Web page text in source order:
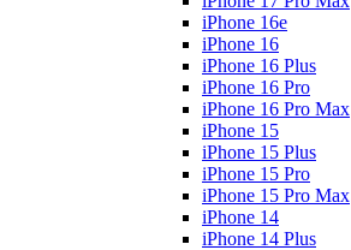
iPhone 16e
iPhone 16
iPhone 16 Plus
iPhone 16 Pro
iPhone 16 Pro Max
iPhone 15
iPhone 15 Plus
iPhone 15 Pro
iPhone 15 Pro Max
iPhone 14
iPhone 14 Plus